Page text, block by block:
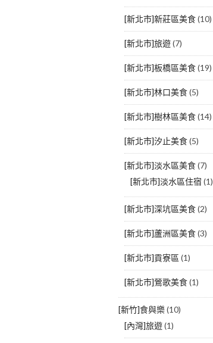
[新北市]新莊區美食(10)
[新北市]旅遊(7)
[新北市]板橋區美食(19)
[新北市]林口美食(5)
[新北市]樹林區美食(14)
[新北市]汐止美食(5)
[新北市]淡水區美食(7)
[新北市]淡水區住宿 (1)
[新北市]深坑區美食(2)
[新北市]蘆洲區美食(3)
[新北市]貢寮區 (1)
[新北市]鶯歌美食(1)
[新竹]食與樂(10)
[內灣]旅遊(1)